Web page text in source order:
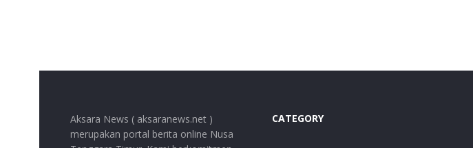
Aksara News ( aksaranews.net )
merupakan portal berita online Nusa
CATEGORY